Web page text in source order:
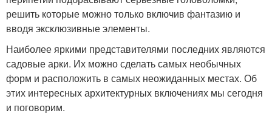
решить которые можно только включив фантазию и
вводя эксклюзивные элементы.
Наиболее яркими представителями последних являются
садовые арки. Их можно сделать самых необычных
форм и расположить в самых неожиданных местах. Об
этих интересных архитектурных включениях мы сегодня
и поговорим.